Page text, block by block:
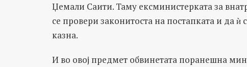
Џемали Саити. Таму ексминистерката за
се провери законитоста на постапката и да
казна.
И во овој предмет обвинетата поранешна